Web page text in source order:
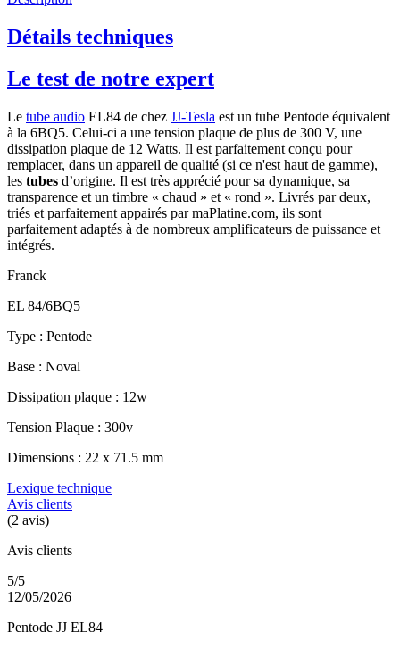
Détails techniques
Le test de notre expert
Le tube audio EL84 de chez JJ-Tesla est un tube Pentode équivalent
à la 6BQ5. Celui-ci a une tension plaque de plus de 300 V, une
dissipation plaque de 12 Watts. Il est parfaitement conçu pour
remplacer, dans un appareil de qualité (si ce n'est haut de gamme),
les tubes d’origine. Il est très apprécié pour sa dynamique, sa
transparence et un timbre « chaud » et « rond ». Livrés par deux,
triés et parfaitement appairés par maPlatine.com, ils sont
parfaitement adaptés à de nombreux amplificateurs de puissance et
intégrés.
Franck
EL 84/6BQ5
Type : Pentode
Base : Noval
Dissipation plaque : 12w
Tension Plaque : 300v
Dimensions : 22 x 71.5 mm
Lexique technique
Avis clients
(2 avis)
Avis clients
5/5
12/05/2026
Pentode JJ EL84